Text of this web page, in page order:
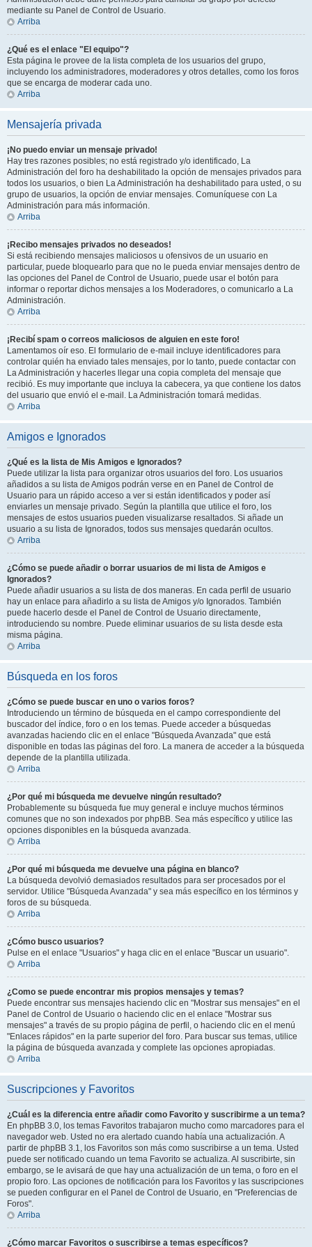
mediante su Panel de Control de Usuario.
Arriba
¿Qué es el enlace "El equipo"?
Esta página le provee de la lista completa de los usuarios del grupo,
incluyendo los administradores, moderadores y otros detalles, como los foros
que se encarga de moderar cada uno.
Arriba
Mensajería privada
¡No puedo enviar un mensaje privado!
Hay tres razones posibles; no está registrado y/o identificado, La
Administración del foro ha deshabilitado la opción de mensajes privados para
todos los usuarios, o bien La Administración ha deshabilitado para usted, o su
grupo de usuarios, la opción de enviar mensajes. Comuníquese con La
Administración para más información.
Arriba
¡Recibo mensajes privados no deseados!
Si está recibiendo mensajes maliciosos u ofensivos de un usuario en
particular, puede bloquearlo para que no le pueda enviar mensajes dentro de
las opciones del Panel de Control de Usuario, puede usar el botón para
informar o reportar dichos mensajes a los Moderadores, o comunicarlo a La
Administración.
Arriba
¡Recibí spam o correos maliciosos de alguien en este foro!
Lamentamos oír eso. El formulario de e-mail incluye identificadores para
controlar quién ha enviado tales mensajes, por lo tanto, puede contactar con
La Administración y hacerles llegar una copia completa del mensaje que
recibió. Es muy importante que incluya la cabecera, ya que contiene los datos
del usuario que envió el e-mail. La Administración tomará medidas.
Arriba
Amigos e Ignorados
¿Qué es la lista de Mis Amigos e Ignorados?
Puede utilizar la lista para organizar otros usuarios del foro. Los usuarios
añadidos a su lista de Amigos podrán verse en en Panel de Control de
Usuario para un rápido acceso a ver si están identificados y poder así
enviarles un mensaje privado. Según la plantilla que utilice el foro, los
mensajes de estos usuarios pueden visualizarse resaltados. Si añade un
usuario a su lista de Ignorados, todos sus mensajes quedarán ocultos.
Arriba
¿Cómo se puede añadir o borrar usuarios de mi lista de Amigos e
Ignorados?
Puede añadir usuarios a su lista de dos maneras. En cada perfil de usuario
hay un enlace para añadirlo a su lista de Amigos y/o Ignorados. También
puede hacerlo desde el Panel de Control de Usuario directamente,
introduciendo su nombre. Puede eliminar usuarios de su lista desde esta
misma página.
Arriba
Búsqueda en los foros
¿Cómo se puede buscar en uno o varios foros?
Introduciendo un término de búsqueda en el campo correspondiente del
buscador del índice, foro o en los temas. Puede acceder a búsquedas
avanzadas haciendo clic en el enlace "Búsqueda Avanzada" que está
disponible en todas las páginas del foro. La manera de acceder a la búsqueda
depende de la plantilla utilizada.
Arriba
¿Por qué mi búsqueda me devuelve ningún resultado?
Probablemente su búsqueda fue muy general e incluye muchos términos
comunes que no son indexados por phpBB. Sea más específico y utilice las
opciones disponibles en la búsqueda avanzada.
Arriba
¿Por qué mi búsqueda me devuelve una página en blanco?
La búsqueda devolvió demasiados resultados para ser procesados por el
servidor. Utilice "Búsqueda Avanzada" y sea más específico en los términos y
foros de su búsqueda.
Arriba
¿Cómo busco usuarios?
Pulse en el enlace "Usuarios" y haga clic en el enlace "Buscar un usuario".
Arriba
¿Como se puede encontrar mis propios mensajes y temas?
Puede encontrar sus mensajes haciendo clic en "Mostrar sus mensajes" en el
Panel de Control de Usuario o haciendo clic en el enlace "Mostrar sus
mensajes" a través de su propio página de perfil, o haciendo clic en el menú
"Enlaces rápidos" en la parte superior del foro. Para buscar sus temas, utilice
la página de búsqueda avanzada y complete las opciones apropiadas.
Arriba
Suscripciones y Favoritos
¿Cuál es la diferencia entre añadir como Favorito y suscribirme a un tema?
En phpBB 3.0, los temas Favoritos trabajaron mucho como marcadores para el
navegador web. Usted no era alertado cuando había una actualización. A
partir de phpBB 3.1, los Favoritos son más como suscribirse a un tema. Usted
puede ser notificado cuando un tema Favorito se actualiza. Al suscribirte, sin
embargo, se le avisará de que hay una actualización de un tema, o foro en el
propio foro. Las opciones de notificación para los Favoritos y las suscripciones
se pueden configurar en el Panel de Control de Usuario, en "Preferencias de
Foros".
Arriba
¿Cómo marcar Favoritos o suscribirse a temas específicos?